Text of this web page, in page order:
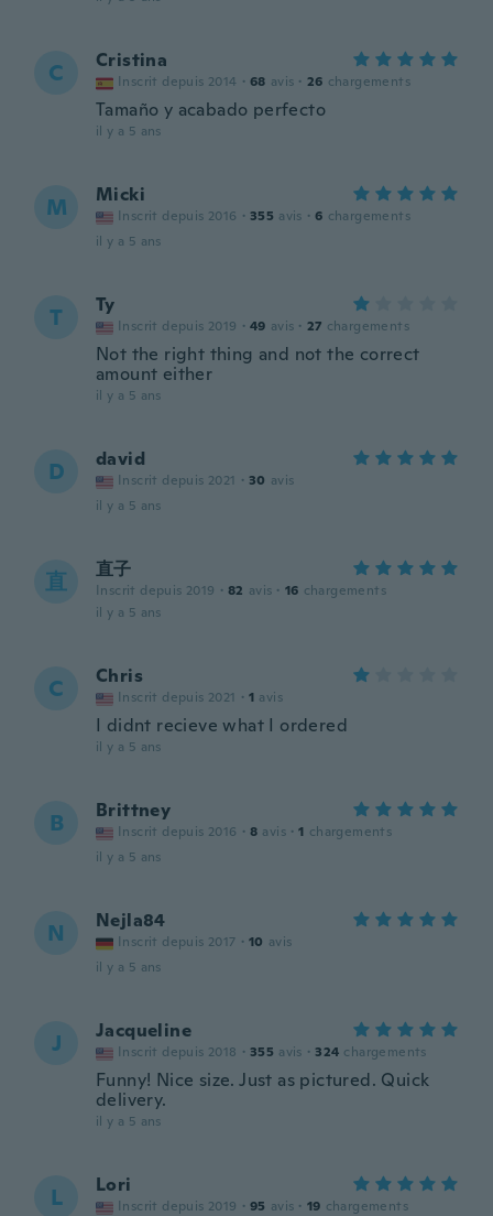
C Cristina
Inscrit depuis 2014 · 68 avis · 26 chargements
Tamaño y acabado perfecto
il y a 5 ans
M Micki
Inscrit depuis 2016 · 355 avis · 6 chargements
il y a 5 ans
T Ty
Inscrit depuis 2019 · 49 avis · 27 chargements
Not the right thing and not the correct
amount either
il y a 5 ans
D david
Inscrit depuis 2021 · 30 avis
il y a 5 ans
直 直子
Inscrit depuis 2019 · 82 avis · 16 chargements
il y a 5 ans
C Chris
Inscrit depuis 2021 · 1 avis
I didnt recieve what I ordered
il y a 5 ans
B Brittney
Inscrit depuis 2016 · 8 avis · 1 chargements
il y a 5 ans
N Nejla84
Inscrit depuis 2017 · 10 avis
il y a 5 ans
J Jacqueline
Inscrit depuis 2018 · 355 avis · 324 chargements
Funny! Nice size. Just as pictured. Quick
delivery.
il y a 5 ans
L Lori
Inscrit depuis 2019 · 95 avis · 19 chargements